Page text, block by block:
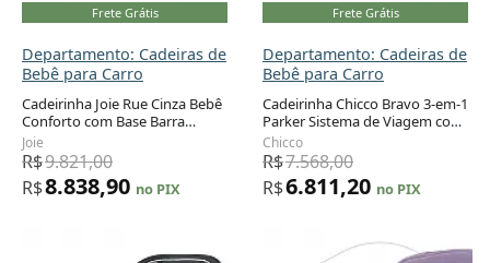
Frete Grátis
Departamento: Cadeiras de
Bebê para Carro
Cadeirinha Joie Rue Cinza Bebê
Conforto com Base Barra
Antirrotação 1,8 a 13,6 kg
Joie
R$9.821,00
R$8.838,90 no PIX
Frete Grátis
Departamento: Cadeiras de
Bebê para Carro
Cadeirinha Chicco Bravo 3-em-1
Parker Sistema de Viagem com
Base ISOFIX 1,8 a 13,6 kg
Chicco
R$7.568,00
R$6.811,20 no PIX
Adicionar ao carrinho Adicionar ao carrinho